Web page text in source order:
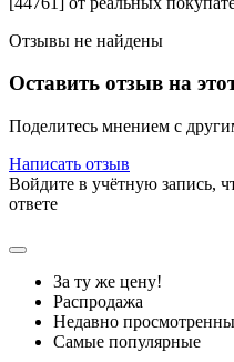
Отзывы не найдены
Оставить отзыв на
Поделитесь мнением с
Написать отзыв
Войдите в учётную запись,
ответе
За ту же цену!
Распродажа
Недавно
Самые популярные